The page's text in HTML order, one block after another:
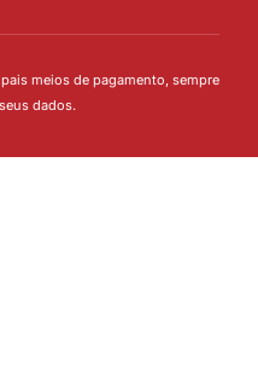
meios de pagamento, sempre
dados.